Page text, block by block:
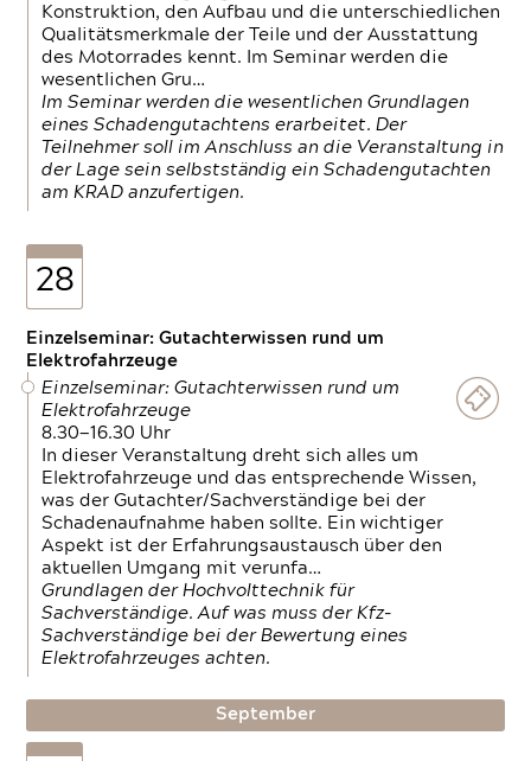
Konstruktion, den Aufbau und die unterschiedlichen
Qualitätsmerkmale der Teile und der Ausstattung
des Motorrades kennt. Im Seminar werden die
wesentlichen Gru…
Im Seminar werden die wesentlichen Grundlagen
eines Schadengutachtens erarbeitet. Der
Teilnehmer soll im Anschluss an die Veranstaltung in
der Lage sein selbstständig ein Schadengutachten
am KRAD anzufertigen.
28
Einzelseminar: Gutachterwissen rund um
Elektrofahrzeuge
Einzelseminar: Gutachterwissen rund um
Elektrofahrzeuge
8.30—16.30 Uhr
In dieser Veranstaltung dreht sich alles um
Elektrofahrzeuge und das entsprechende Wissen,
was der Gutachter/Sachverständige bei der
Schadenaufnahme haben sollte. Ein wichtiger
Aspekt ist der Erfahrungsaustausch über den
aktuellen Umgang mit verunfa…
Grundlagen der Hochvolttechnik für
Sachverständige. Auf was muss der Kfz-
Sachverständige bei der Bewertung eines
Elektrofahrzeuges achten.
September